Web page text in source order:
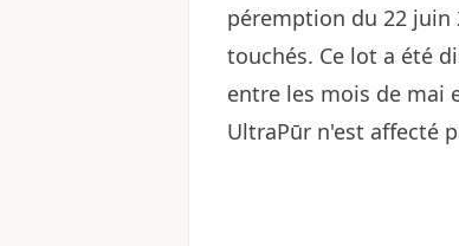
péremption du 22 juin
touchés. Ce lot a été
entre les mois de mai
UltraPūr n'est affecté